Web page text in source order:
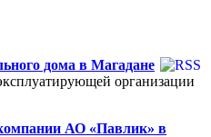
дома в Магадане
организации
компании АО «Павлик» в